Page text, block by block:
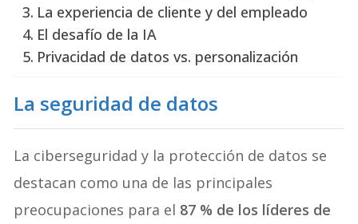
La experiencia de cliente y del empleado
El desafío de la IA
Privacidad de datos vs. personalización
La seguridad de datos
La ciberseguridad y la protección de datos se
destacan como una de las principales
preocupaciones para el 87 % de los líderes de